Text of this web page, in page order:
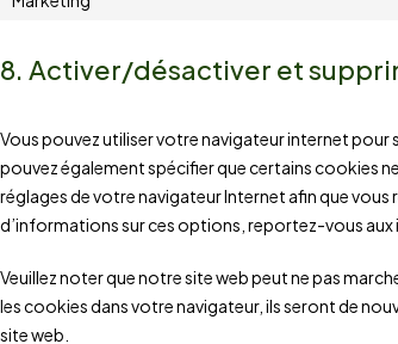
8. Activer/désactiver et
Vous pouvez utiliser votre navigateur internet
pouvez également spécifier que certains cookies
réglages de votre navigateur Internet afin que vous
d’informations sur ces options, reportez-vous
Veuillez noter que notre site web peut ne pas
les cookies dans votre navigateur, ils seront de
site web.